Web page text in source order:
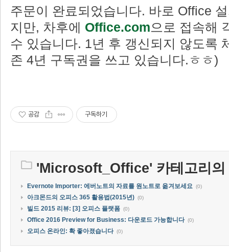
주문이 완료되었습니다. 바로 Office
지만, 차후에 Office.com으로 접속해
수 있습니다. 1년 후 갱신되지 않도록
존 4년 구독권을 쓰고 있습니다.ㅎㅎ)
공감 구독하기
'Microsoft_Office' 카테고리
Evernote Importer: 에버노트의 자료를 원노트로 옮겨보세요 (0)
아크몬드의 오피스 365 활용법(2015년) (0)
빌드 2015 리뷰: [3] 오피스 플랫폼 (0)
Office 2016 Preview for Business: 다운로드 가능합니다 (0)
오피스 온라인: 확 좋아졌습니다 (0)